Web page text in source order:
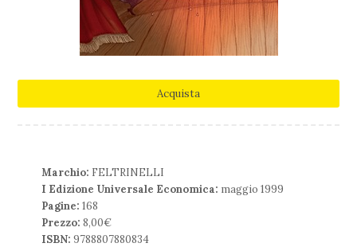
Acquista
Marchio: FELTRINELLI
I Edizione Universale Economica: maggio 1999
Pagine: 168
Prezzo: 8,00€
ISBN: 9788807880834